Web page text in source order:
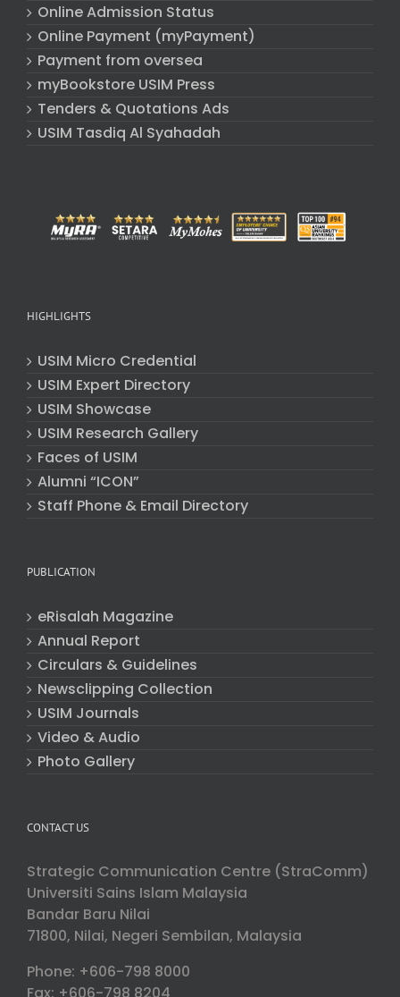
Online Admission Status
Online Payment (myPayment)
Payment from oversea
myBookstore USIM Press
Tenders & Quotations Ads
USIM Tasdiq Al Syahadah
HIGHLIGHTS
USIM Micro Credential
USIM Expert Directory
USIM Showcase
USIM Research Gallery
Faces of USIM
Alumni “ICON”
Staff Phone & Email Directory
PUBLICATION
eRisalah Magazine
Annual Report
Circulars & Guidelines
Newsclipping Collection
USIM Journals
Video & Audio
Photo Gallery
CONTACT US
Strategic Communication Centre (StraComm)
Universiti Sains Islam Malaysia
Bandar Baru Nilai
71800, Nilai, Negeri Sembilan, Malaysia
Phone: +606-798 8000